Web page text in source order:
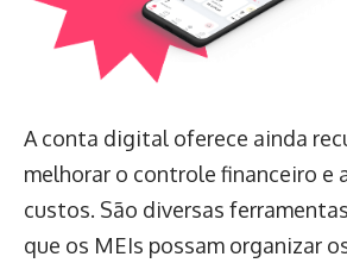
A conta digital oferece ainda
melhorar o controle financeiro e
custos. São diversas
que os MEIs possam organizar